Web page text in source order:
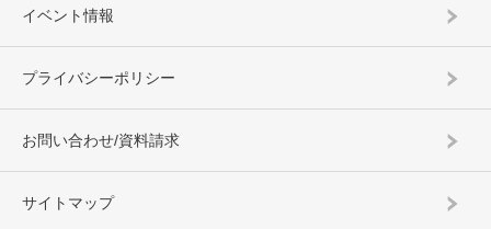
イベント情報
プライバシーポリシー
お問い合わせ/資料請求
サイトマップ